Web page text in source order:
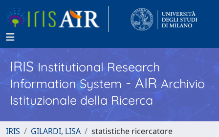
IRISInstitutional Research
Information System - AIR Archivio
Istituzionale della Ricerca
IRIS GILARDI, LISA statistiche ricercatore